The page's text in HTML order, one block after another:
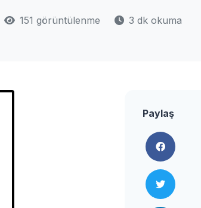
151 görüntülenme 3 dk okuma
Paylaş